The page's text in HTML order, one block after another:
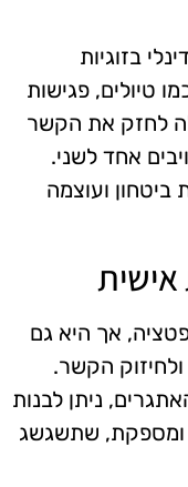
בזוגיות
טיולים, פגישות
לחזק את הקשר
אחד לשני.
ועוצמה
אישית
אך היא גם
הקשר.
ניתן לבנות
ומספקת, שתשגשג